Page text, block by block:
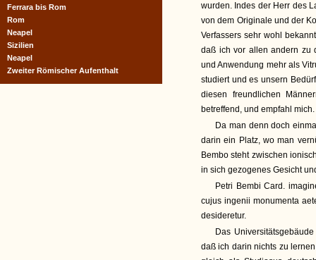
wurden. Indes der Herr des
von dem Originale und der
Verfassers sehr wohl
daß ich vor allen andern zu
und Anwendung mehr als
studiert und es unsern
diesen freundlichen
betreffend, und empfahl mich.
Da man denn doch
darin ein Platz, wo man
Bembo steht zwischen
in sich gezogenes Gesicht
Petri Bembi Card.
cujus ingenii monumenta
desideretur.
Das
daß ich darin nichts zu
Ferrara bis Rom
Rom
Neapel
Sizilien
Neapel
Zweiter Römischer Aufenthalt